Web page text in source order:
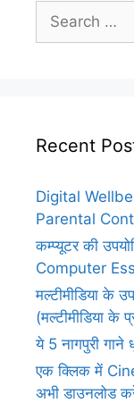
for:
Recent
Digital
Parental
कम्प्यूटर की
Computer
मल्टीमीडिया के
(मल्टीमीडिया के
ये 5 नागपुरी
एक क्लिक में
अभी डाउनलोड